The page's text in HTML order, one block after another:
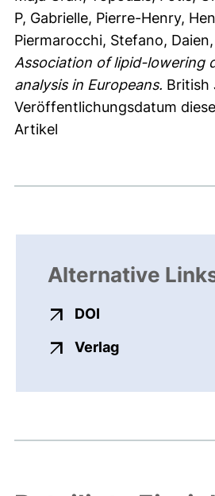
P, Gabrielle, Pierre-Henry,
Piermarocchi, Stefano,
Association of lipid-lowering
analysis in Europeans. British
Veröffentlichungsdatum
Artikel
Alternative
DOI
Verlagexterner